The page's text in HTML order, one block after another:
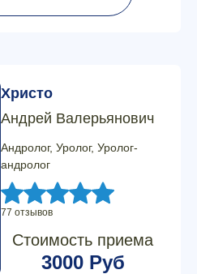
Христо
Андрей Валерьянович
Андролог, Уролог, Уролог-
андролог
77 отзывов
Стоимость приема
3000 Руб